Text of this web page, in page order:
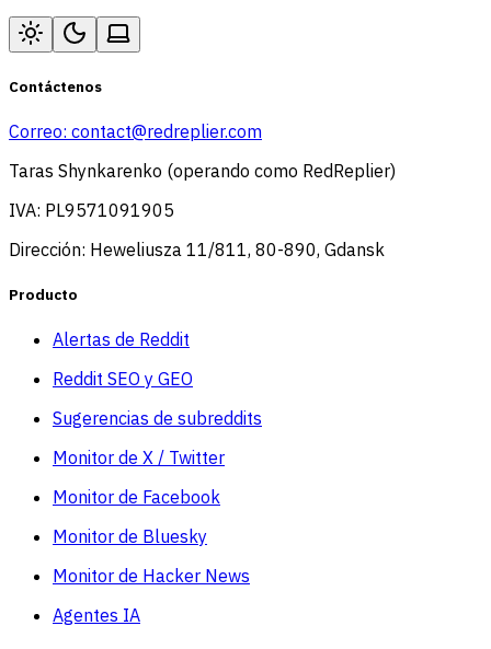
Contáctenos
Correo: contact@redreplier.com
Taras Shynkarenko (operando como RedReplier)
IVA: PL9571091905
Dirección: Heweliusza 11/811, 80-890, Gdansk
Producto
Alertas de Reddit
Reddit SEO y GEO
Sugerencias de subreddits
Monitor de X / Twitter
Monitor de Facebook
Monitor de Bluesky
Monitor de Hacker News
Agentes IA